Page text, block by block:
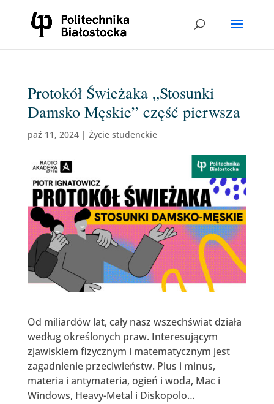
Protokół Świeżaka „Stosunki
Damsko Męskie” część pierwsza
paź 11, 2024| Życie studenckie
Od miliardów lat, cały nasz wszechświat działa
według określonych praw. Interesującym
zjawiskiem fizycznym i matematycznym jest
zagadnienie przeciwieństw. Plus i minus,
materia i antymateria, ogień i woda, Mac i
Windows, Heavy-Metal i Diskopolo…